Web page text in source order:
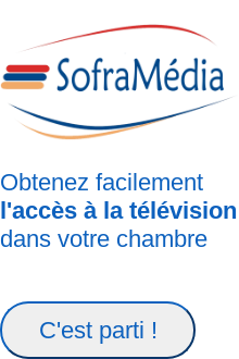
Obtenez facilement
l'accès à la télévision
dans votre chambre